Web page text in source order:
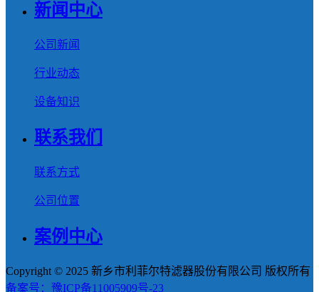
新闻中心
公司新闻
行业动态
设备知识
联系我们
联系方式
公司位置
案例中心
Copyright © 2025 新乡市利菲尔特滤器股份有限公司 版权所有
备案号：豫ICP备11005909号-23